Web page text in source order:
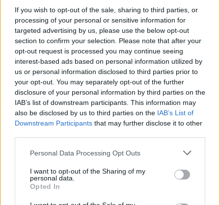
If you wish to opt-out of the sale, sharing to third parties, or
processing of your personal or sensitive information for
targeted advertising by us, please use the below opt-out
section to confirm your selection. Please note that after your
opt-out request is processed you may continue seeing
interest-based ads based on personal information utilized by
us or personal information disclosed to third parties prior to
your opt-out. You may separately opt-out of the further
disclosure of your personal information by third parties on the
IAB’s list of downstream participants. This information may
also be disclosed by us to third parties on the IAB’s List of
Downstream Participants that may further disclose it to other
Please note that this website/app uses one or more Google
not limited to your visit or usage behaviour. You may click to
grant or deny consent to Google and its third-party tags to
use your data for below specified purposes in below Google
consent section.
Personal Data Processing Opt Outs
I want to opt-out of the Sharing of my
personal data.
Opted In
όχι μόνο…με έκπτωση έως 50%!